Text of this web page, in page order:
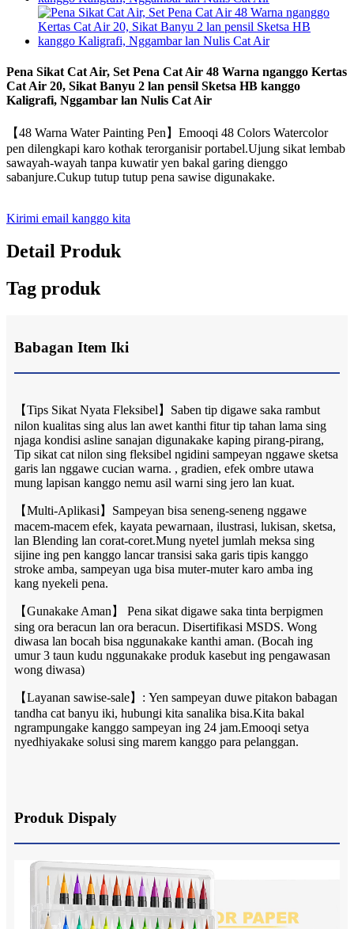
Pena Sikat Cat Air, Set Pena Cat Air 48 Warna nganggo Kertas
Cat Air 20, Sikat Banyu 2 lan pensil Sketsa HB kanggo
Kaligrafi, Nggambar lan Nulis Cat Air
【48 Warna Water Painting Pen】Emooqi 48 Colors Watercolor
pen dilengkapi karo kothak terorganisir portabel.Ujung sikat lembab
sawayah-wayah tanpa kuwatir yen bakal garing dienggo
sabanjure.Cukup tutup tutup pena sawise digunakake.
Kirimi email kanggo kita
Detail Produk
Tag produk
Babagan Item Iki
【Tips Sikat Nyata Fleksibel】Saben tip digawe saka rambut
nilon kualitas sing alus lan awet kanthi fitur tip tahan lama sing
njaga kondisi asline sanajan digunakake kaping pirang-pirang,
Tip sikat cat nilon sing fleksibel ngidini sampeyan nggawe sketsa
garis lan nggawe cucian warna. , gradien, efek ombre utawa
mung lapisan kanggo nemu asil warni sing jero lan kuat.
【Multi-Aplikasi】Sampeyan bisa seneng-seneng nggawe
macem-macem efek, kayata pewarnaan, ilustrasi, lukisan, sketsa,
lan Blending lan corat-coret.Mung nyetel jumlah meksa sing
sijine ing pen kanggo lancar transisi saka garis tipis kanggo
stroke amba, sampeyan uga bisa muter-muter karo amba ing
kang nyekeli pena.
【Gunakake Aman】 Pena sikat digawe saka tinta berpigmen
sing ora beracun lan ora beracun. Disertifikasi MSDS. Wong
diwasa lan bocah bisa nggunakake kanthi aman. (Bocah ing
umur 3 taun kudu nggunakake produk kasebut ing pengawasan
wong diwasa)
【Layanan sawise-sale】: Yen sampeyan duwe pitakon babagan
tandha cat banyu iki, hubungi kita sanalika bisa.Kita bakal
ngrampungake kanggo sampeyan ing 24 jam.Emooqi setya
nyedhiyakake solusi sing marem kanggo para pelanggan.
Produk Dispaly